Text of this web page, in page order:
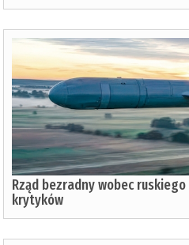
Rząd bezradny wobec
krytyków